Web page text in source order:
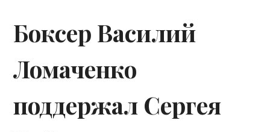
Боксер Василий
Ломаченко
поддержал Сергея